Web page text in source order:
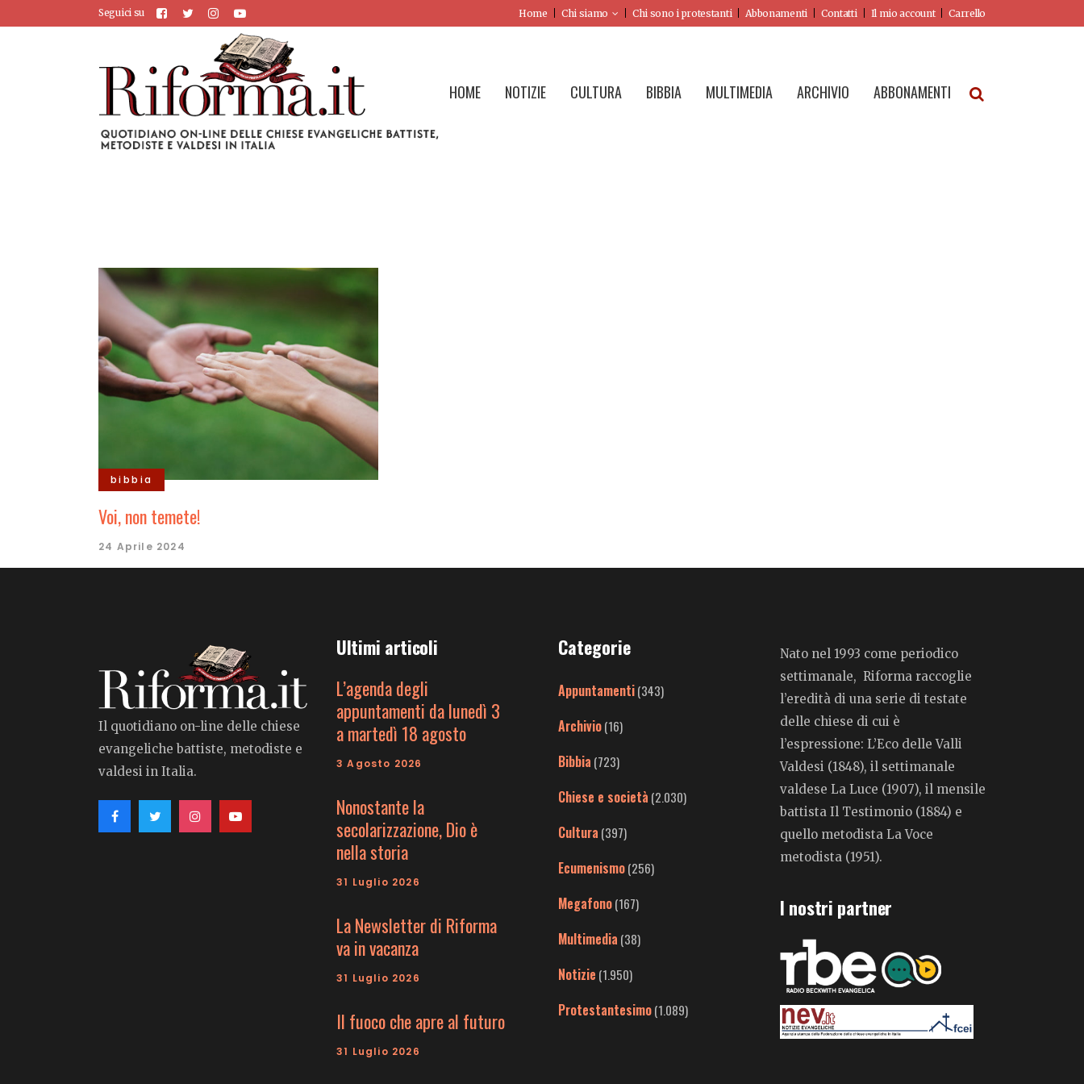
Seguici su Home Chi siamo Chi sono i protestanti Abbonamenti Contatti Il mio account Carrello
HOME NOTIZIE CULTURA BIBBIA MULTIMEDIA ARCHIVIO ABBONAMENTI
bibbia
Voi, non temete!
24 Aprile 2024
Il quotidiano on-line delle chiese
evangeliche battiste, metodiste e
valdesi in Italia.
Ultimi articoli
L’agenda degli
appuntamenti da lunedì 3
a martedì 18 agosto
3 Agosto 2026
Nonostante la
secolarizzazione, Dio è
nella storia
31 Luglio 2026
La Newsletter di Riforma
va in vacanza
31 Luglio 2026
Il fuoco che apre al futuro
31 Luglio 2026
Categorie
Appuntamenti(343)
Archivio(16)
Bibbia (723)
Chiese e società (2.030)
Cultura (397)
Ecumenismo(256)
Megafono(167)
Multimedia (38)
Notizie (1.950)
Protestantesimo(1.089)
Nato nel 1993 come periodico
settimanale, Riforma raccoglie
l’eredità di una serie di testate
delle chiese di cui è
l’espressione: L’Eco delle Valli
Valdesi (1848), il settimanale
valdese La Luce (1907), il mensile
battista Il Testimonio (1884) e
quello metodista La Voce
metodista (1951).
I nostri partner